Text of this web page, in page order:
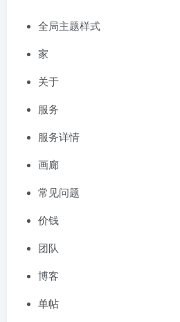
全局主题样式
家
关于
服务
服务详情
画廊
常见问题
价钱
团队
博客
单帖